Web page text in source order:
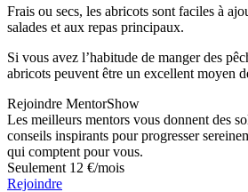
Frais ou secs, les abricots sont faciles à
salades et aux repas principaux.
Si vous avez l’habitude de manger des
abricots peuvent être un excellent moyen
Rejoindre MentorShow
Les meilleurs mentors vous donnent des
conseils inspirants pour progresser
qui comptent pour vous.
Seulement 12 €/mois
Rejoindre